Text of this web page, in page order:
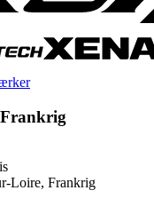
Loire, Frankrig